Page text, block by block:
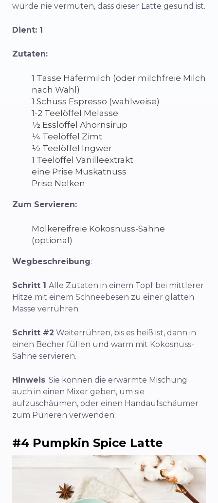
würde nie vermuten, dass dieser Latte gesund ist.
Dient: 1
Zutaten:
1 Tasse Hafermilch (oder milchfreie Milch
nach Wahl)
1 Schuss Espresso (wahlweise)
1-2 Teelöffel Melasse
½ Esslöffel Ahornsirup
¼ Teelöffel Zimt
½ Teelöffel Ingwer
1 Teelöffel Vanilleextrakt
eine Prise Muskatnuss
Prise Nelken
Zum Servieren:
Molkereifreie Kokosnuss-Sahne
(optional)
Wegbeschreibung:
Schritt 1 Alle Zutaten in einem Topf bei mittlerer
Hitze mit einem Schneebesen zu einer glatten
Masse verrühren.
Schritt #2 Weiterrühren, bis es heiß ist, dann in
einen Becher füllen und warm mit Kokosnuss-
Sahne servieren.
Hinweis: Sie können die erwärmte Mischung
auch in einen Mixer geben, um sie
aufzuschäumen, oder einen Handaufschäumer
zum Pürieren verwenden.
#4 Pumpkin Spice Latte